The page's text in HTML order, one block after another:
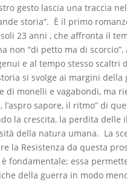
gesto lascia una traccia
storia”. È il primo
23 anni , che affronta il
non “di petto ma di
e al tempo stesso scaltri
si svolge ai margini della
di monelli e vagabondi, ma
l’aspro sapore, il ritmo” di
la crescita, la perdita delle
della natura umana. La
la Resistenza da questa
fondamentale; essa
della guerra in modo